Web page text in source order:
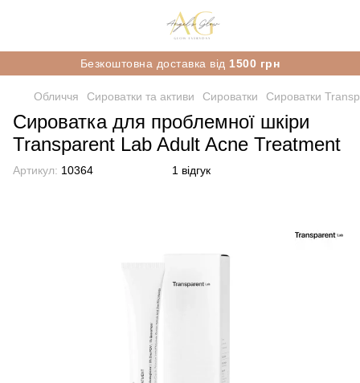
Безкоштовна доставка від 1500 грн
Обличчя Сироватки та активи Сироватки Сироватки
Сироватка для проблемної шкіри
Transparent Lab Adult Acne Treatment
Артикул: 10364 1 відгук